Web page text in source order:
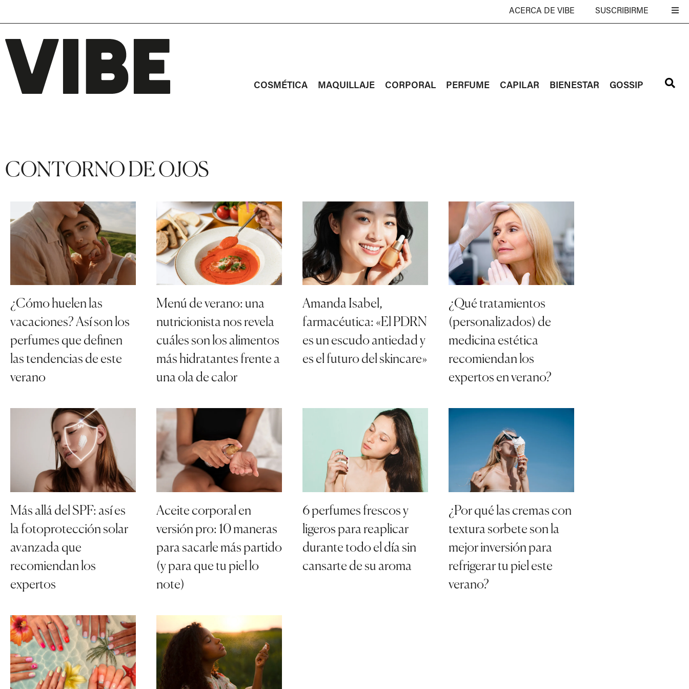
ACERCA DE VIBE SUSCRIBIRME
COSMÉTICA MAQUILLAJE CORPORAL PERFUME CAPILAR BIENESTAR GOSSIP
CONTORNO DE OJOS
¿Cómo huelen las
vacaciones? Así son los
perfumes que definen
las tendencias de este
verano
Menú de verano: una
nutricionista nos revela
cuáles son los alimentos
más hidratantes frente a
una ola de calor
Amanda Isabel,
farmacéutica: «El PDRN
es un escudo antiedad y
es el futuro del skincare»
¿Qué tratamientos
(personalizados) de
medicina estética
recomiendan los
expertos en verano?
Más allá del SPF: así es
la fotoprotección solar
avanzada que
recomiendan los
expertos
Aceite corporal en
versión pro: 10 maneras
para sacarle más partido
(y para que tu piel lo
note)
6 perfumes frescos y
ligeros para reaplicar
durante todo el día sin
cansarte de su aroma
¿Por qué las cremas con
textura sorbete son la
mejor inversión para
refrigerar tu piel este
verano?